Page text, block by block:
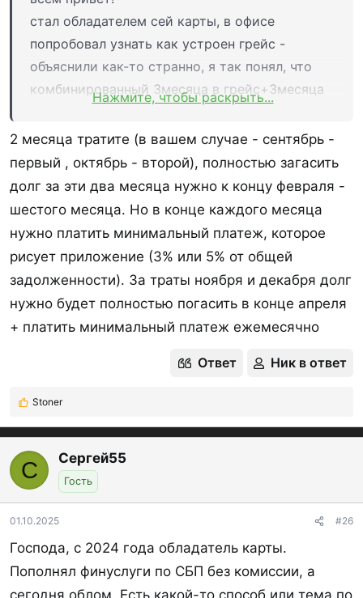
процедуры, эпиляция и пр.
Нормальная поддержка в чате и по
телефону, без которой в ГПБ как-то не
очень;
Накопительный Премиум счёт;
Спортивная страховка.
Подписка ГПБ Бонус Премиум. Наиболее
ценное в ней: подписка Пакет на Пятерку и
Перекресток, Ламода, онлайн-кинотеатр
Премьер и Винк подписки, Лента, Озон
Премиум, Инвитро и пр.
Ответ Ник в ответ
ц
и
:
стал обладателем сей карты, в офисе
попробовал узнать как устроен грейс -
объяснили как-то странно, я так понял, что
комбинированный 3месяца в грейс+3месяца
в документации тоже непонятно написано
(попробую ещё перечитать, вдруг упустил
что)
может кто-то написать, как реально устроен
Нажмите, чтобы раскрыть...
2 месяца тратите (в вашем случае - сентябрь -
первый , октябрь - второй), полностью загасить
долг за эти два месяца нужно к концу февраля -
шестого месяца. Но в конце каждого месяца
нужно платить минимальный платеж, которое
рисует приложение (3% или 5% от общей
задолженности). За траты ноября и декабря долг
нужно будет полностью погасить в конце апреля
+ платить минимальный платеж ежемесячно
Ответ Ник в ответ
Р
е
а
к
ц
и
и
:
Stoner
С Сергей55
Гость
01.10.2025 #26
Господа, с 2024 года обладатель карты.
Пополнял финуслуги по СБП без комиссии, а